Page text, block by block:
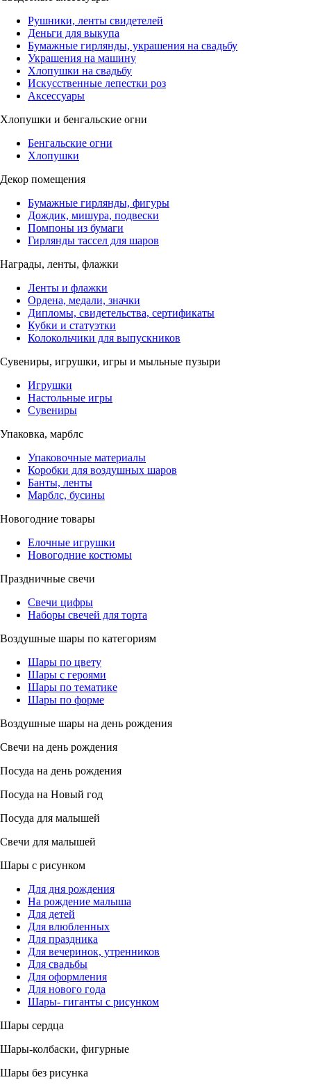
Рушники, ленты свидетелей
Деньги для выкупа
Бумажные гирлянды, украшения на свадьбу
Украшения на машину
Хлопушки на свадьбу
Искусственные лепестки роз
Аксессуары
Хлопушки и бенгальские огни
Бенгальские огни
Хлопушки
Декор помещения
Бумажные гирлянды, фигуры
Дождик, мишура, подвески
Помпоны из бумаги
Гирлянды тассел для шаров
Награды, ленты, флажки
Ленты и флажки
Ордена, медали, значки
Дипломы, свидетельства, сертификаты
Кубки и статуэтки
Колокольчики для выпускников
Сувениры, игрушки, игры и мыльные пузыри
Игрушки
Настольные игры
Сувениры
Упаковка, марблс
Упаковочные материалы
Коробки для воздушных шаров
Банты, ленты
Марблс, бусины
Новогодние товары
Елочные игрушки
Новогодние костюмы
Праздничные свечи
Свечи цифры
Наборы свечей для торта
Воздушные шары по категориям
Шары по цвету
Шары с героями
Шары по тематике
Шары по форме
Воздушные шары на день рождения
Свечи на день рождения
Посуда на день рождения
Посуда на Новый год
Посуда для малышей
Свечи для малышей
Шары с рисунком
Для дня рождения
На рождение малыша
Для детей
Для влюбленных
Для праздника
Для вечеринок, утренников
Для свадьбы
Для оформления
Для нового года
Шары- гиганты с рисунком
Шары сердца
Шары-колбаски, фигурные
Шары без рисунка